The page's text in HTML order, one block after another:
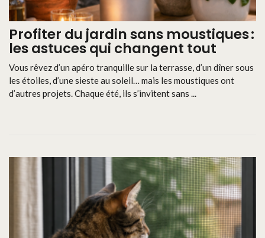
Profiter du jardin sans moustiques :
les astuces qui changent tout
Vous rêvez d’un apéro tranquille sur la terrasse, d’un dîner sous
les étoiles, d’une sieste au soleil… mais les moustiques ont
d’autres projets. Chaque été, ils s’invitent sans ...